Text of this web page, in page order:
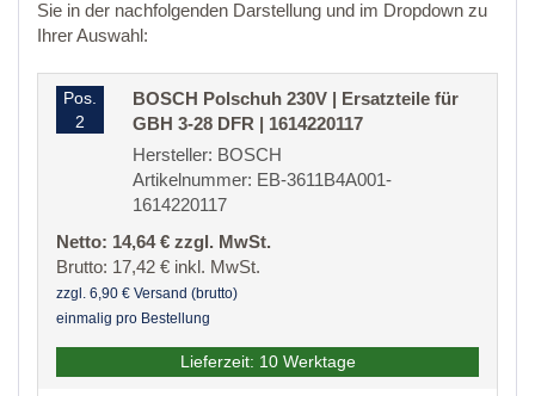
Sie in der nachfolgenden Darstellung und im Dropdown zu
Ihrer Auswahl:
Pos.
2
BOSCH Polschuh 230V | Ersatzteile für
GBH 3-28 DFR | 1614220117
Hersteller: BOSCH
Artikelnummer: EB-3611B4A001-
1614220117
Netto: 14,64 € zzgl. MwSt.
Brutto: 17,42 € inkl. MwSt.
zzgl. 6,90 € Versand (brutto)
einmalig pro Bestellung
Lieferzeit: 10 Werktage